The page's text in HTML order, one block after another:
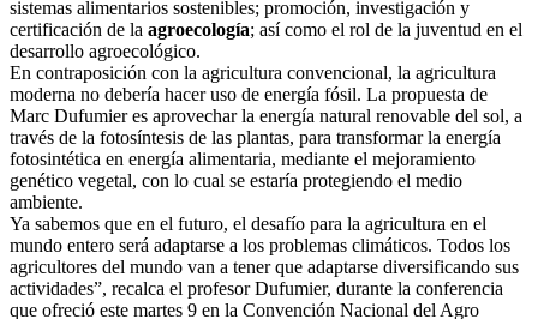
sistemas alimentarios sostenibles; promoción, investigación y
certificación de la agroecología; así como el rol de la juventud en el
desarrollo agroecológico.
En contraposición con la agricultura convencional, la agricultura
moderna no debería hacer uso de energía fósil. La propuesta de
Marc Dufumier es aprovechar la energía natural renovable del sol, a
través de la fotosíntesis de las plantas, para transformar la energía
fotosintética en energía alimentaria, mediante el mejoramiento
genético vegetal, con lo cual se estaría protegiendo el medio
ambiente.
Ya sabemos que en el futuro, el desafío para la agricultura en el
mundo entero será adaptarse a los problemas climáticos. Todos los
agricultores del mundo van a tener que adaptarse diversificando sus
actividades”, recalca el profesor Dufumier, durante la conferencia
que ofreció este martes 9 en la Convención Nacional del Agro